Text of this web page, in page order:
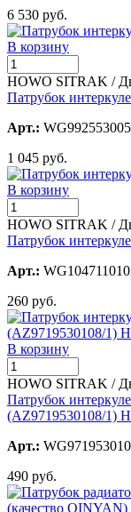
6 530 руб.
В корзину
HOWO SITRAK /
Патрубок
Арт.:
1 045 руб.
В корзину
HOWO SITRAK /
Патрубок
Арт.:
260 руб.
В корзину
HOWO SITRAK /
Патрубок
(AZ9719530108/1)
Арт.:
490 руб.